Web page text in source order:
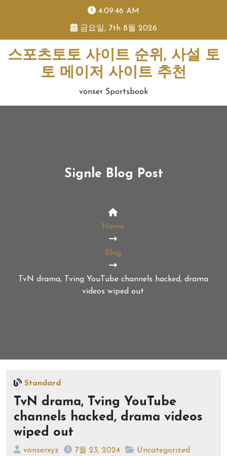
4:09:46 AM
금요일, 7th 8월 2026
스포츠토토 사이트 순위, 사설 토
토 메이저 사이트 추천
vonser Sportsbook
Signle Blog Post
Home
Blog
TvN drama, Tving YouTube channels hacked, drama
videos wiped out
Standard
TvN drama, Tving YouTube
channels hacked, drama videos
wiped out
vonserxyz 7월 23, 2024 Uncategorized